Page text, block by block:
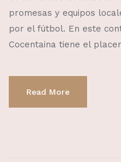
promesas y equipos
por el fútbol. En este
Cocentaina tiene el
Read More